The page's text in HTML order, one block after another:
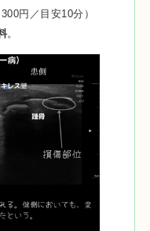
円／目安10分）
。